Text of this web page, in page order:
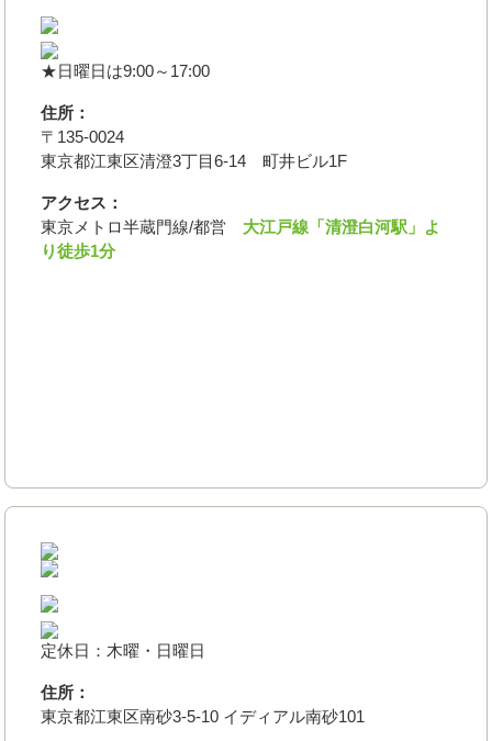
★日曜日は9:00～17:00
住所：
〒135-0024
東京都江東区清澄3丁目6-14 町井ビル1F
アクセス：
東京メトロ半蔵門線/都営 大江戸線「清澄白河駅」よ
り徒歩1分
定休日：木曜・日曜日
住所：
東京都江東区南砂3-5-10 イディアル南砂101